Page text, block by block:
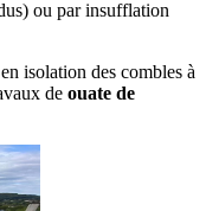
ou par insufflation
isolation des combles à
de ouate de